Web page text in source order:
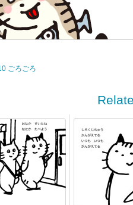
ごろごろ